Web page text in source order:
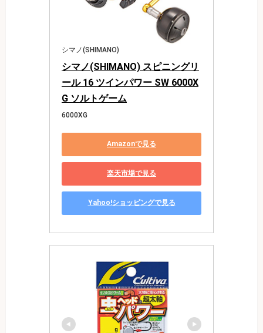
シマノ(SHIMANO)
シマノ(SHIMANO) スピニングリ
ール 16 ツインパワー SW 6000X
G ソルトゲーム
6000XG
Amazonで見る
楽天市場で見る
Yahoo!ショッピングで見る